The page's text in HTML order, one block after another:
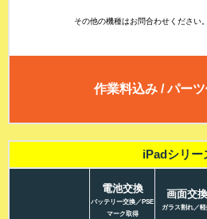
その他の機種はお問合わせください
作業料込み / パー
iPadシリー
電池交換
バッテリー交換／PSE
マーク取得
画面交換
ガラス割れ／